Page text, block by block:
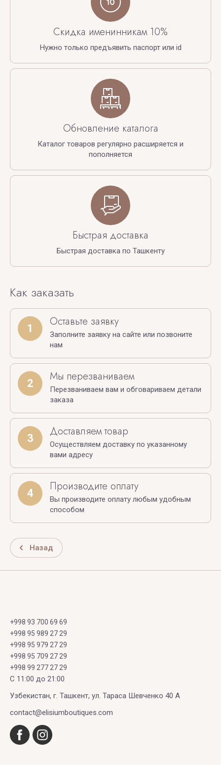
Скидка именинникам 10%
Нужно только предъявить паспорт или id
Обновление каталога
Каталог товаров регулярно расширяется и
пополняется
Быстрая доставка
Быстрая доставка по Ташкенту
Как заказать
1 Оставьте заявку
Заполните заявку на сайте или позвоните
нам
2 Мы перезваниваем
Перезваниваем вам и обговариваем детали
заказа
3 Доставляем товар
Осуществляем доставку по указанному
вами адресу
4 Производите оплату
Вы производите оплату любым удобным
способом
Назад
+998 93 700 69 69
+998 95 989 27 29
+998 95 979 27 29
+998 95 709 27 29
+998 99 277 27 29
C 11:00 до 21:00
Узбекистан, г. Ташкент, ул. Тараса Шевченко 40 А
contact@elisiumboutiques.com